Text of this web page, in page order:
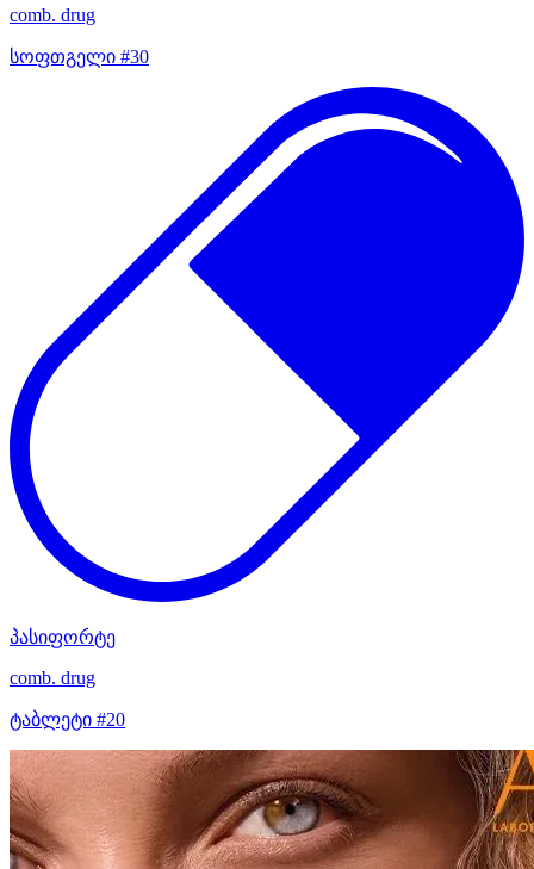
comb. drug
სოფთგელი #30
პასიფორტე
comb. drug
ტაბლეტი #20